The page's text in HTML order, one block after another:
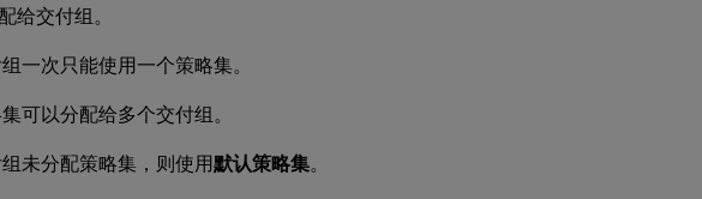
给交付组。
一次只能使用一个策略集。
可以分配给多个交付组。
未分配策略集，则使用默认策略集。